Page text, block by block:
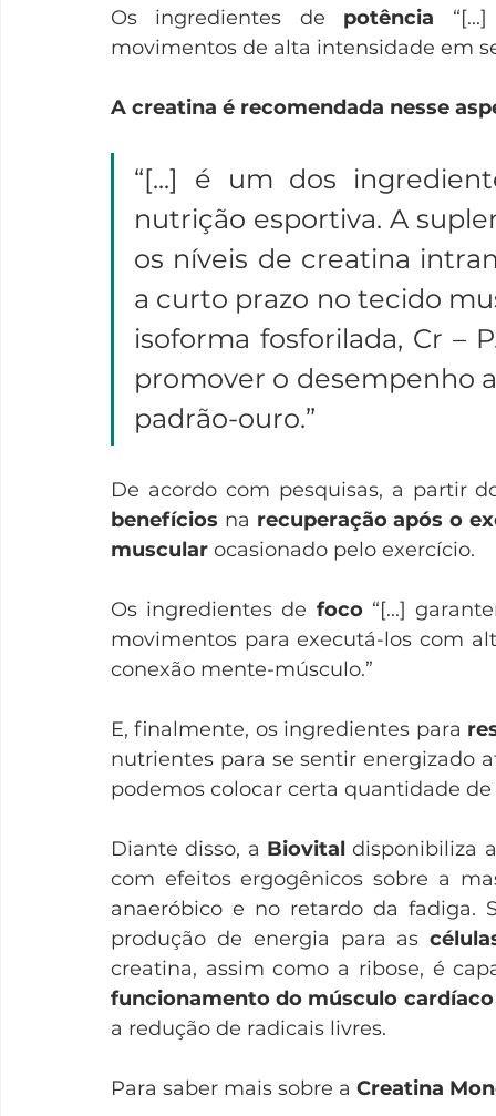
Os ingredientes de potência
movimentos de alta intensidade em
A creatina é recomendada nesse
“[...] é um dos
nutrição esportiva. A
os níveis de creatina
a curto prazo no tecido
isoforma fosforilada, Cr –
promover o desempenho
padrão-ouro.”
benefícios na recuperação após o
muscular ocasionado pelo exercício.
Os ingredientes de foco “[...]
movimentos para executá-los com
conexão mente-músculo.”
E, finalmente, os ingredientes para
nutrientes para se sentir energizado
podemos colocar certa quantidade
Diante disso, a Biovital disponibiliza
com efeitos ergogênicos sobre a
anaeróbico e no retardo da fadiga.
produção de energia para as
creatina, assim como a ribose, é
funcionamento do músculo cardíaco
a redução de radicais livres.
Para saber mais sobre a Creatina